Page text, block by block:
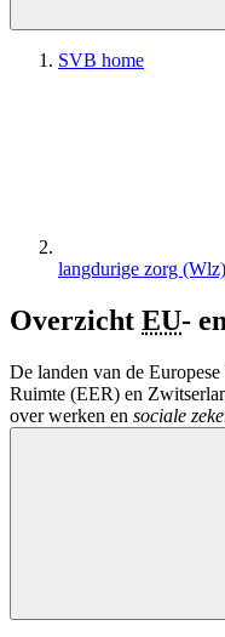
SVB home
langdurige zorg
Overzicht EU- en
De landen van de
Ruimte (EER) en
over werken en sociale